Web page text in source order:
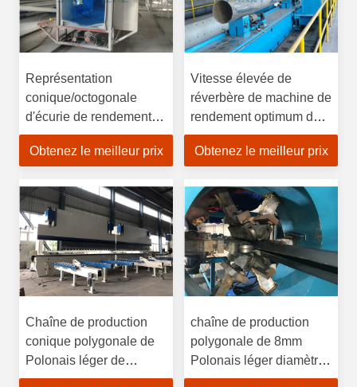
Représentation
conique/octogonale
d'écurie de rendement
élevé de machine de
fabrication de Polonais
Obtenez le meilleur prix
Vitesse élevée de
réverbère de machine de
rendement optimum de
Polonais formant une
fois
Obtenez le meilleur prix
Chaîne de production
conique polygonale de
Polonais léger de
tandem de commande
chaîne de production
polygonale de 8mm
Polonais léger diamètre
de 60-500mm avec la